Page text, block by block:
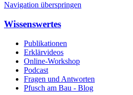
Navigation überspringen
Wissenswertes
Publikationen
Erklärvideos
Online-Workshop
Podcast
Fragen und Antworten
Pfusch am Bau - Blog